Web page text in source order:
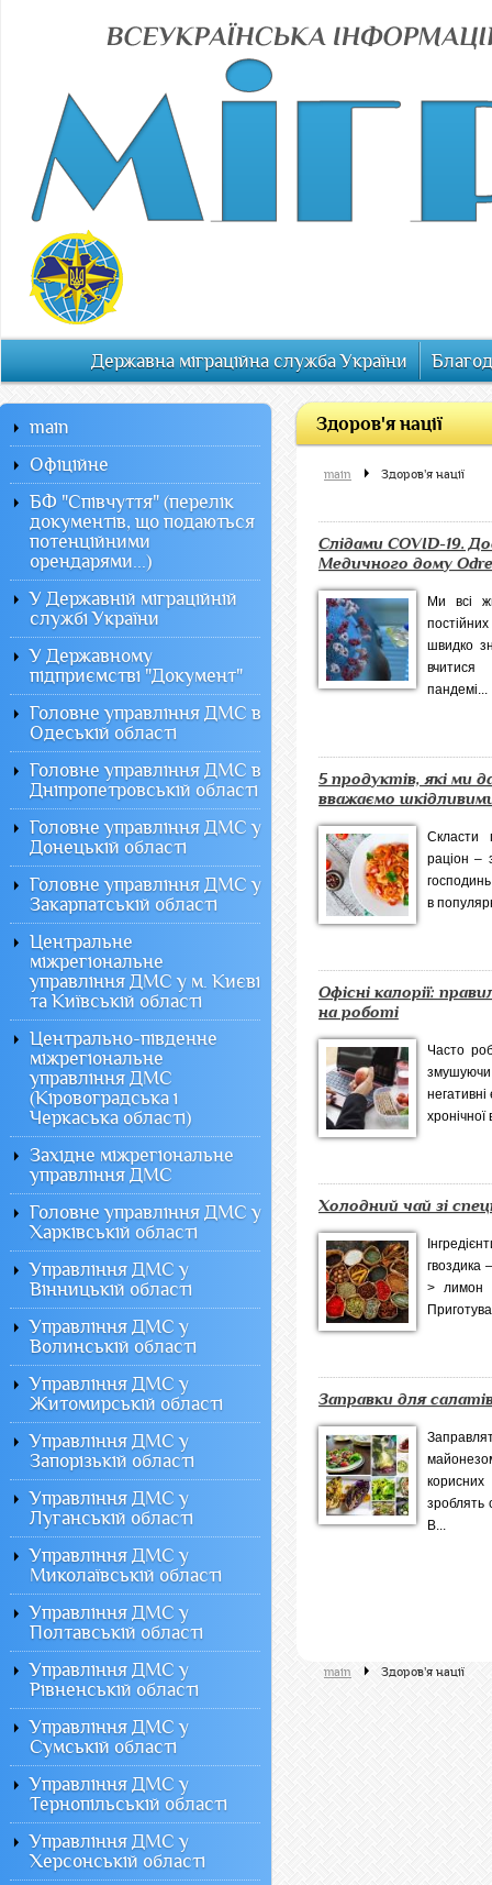
Державна міграційна служба України
Здоров'я нації
main Здоров'я нації
Слідами COVID-19.
Медичного дому
Ми всі
швидко
пандемі...
5 продуктів, які ми
вважаємо
Скласти
раціон –
в
Офісні калорії:
на роботі
Часто
Холодний чай зі
гвоздика
> лимон
Заправки для
зроблять
В...
main Здоров'я нації
main
Офiцiйне
БФ "Співчуття" (перелік
документів, що подаються
потенційними
орендарями...)
У Державній міграційній
службі України
У Державному
підприємстві "Документ"
Головне управління ДМС в
Одеській області
Головне управління ДМС в
Дніпропетровській області
Головне управління ДМС у
Донецькій області
Головне управління ДМС у
Закарпатській області
Центральне
міжрегіональне
управління ДМС у м. Києві
та Київській області
Центрально-південне
міжрегіональне
управління ДМС
(Кіровоградська і
Черкаська області)
Західне міжрегіональне
управління ДМС
Головне управління ДМС у
Харківській області
Управління ДМС у
Вінницькій області
Управління ДМС у
Волинській області
Управління ДМС у
Житомирській області
Управління ДМС у
Запорізькій області
Управління ДМС у
Луганській області
Управління ДМС у
Миколаївській області
Управління ДМС у
Полтавській області
Управління ДМС у
Рівненській області
Управління ДМС у
Сумській області
Управління ДМС у
Тернопільській області
Управління ДМС у
Херсонській області